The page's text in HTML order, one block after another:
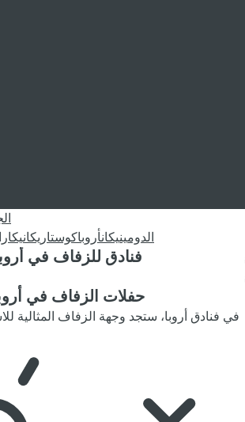
الدومينيكانأروباكوستاريكا
فنادق للزفاف في
حفلات الزفاف في
في فنادق أروبا، ستجد وجهة الزفاف المثالية